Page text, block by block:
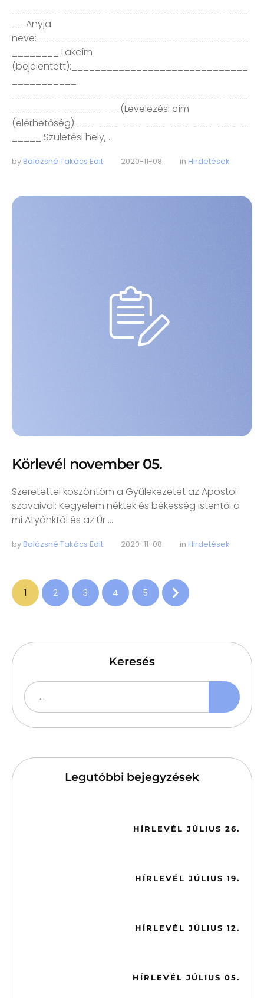
__ Anyja
neve:____________________________________
________ Lakcím
(bejelentett):______________________________
__________________ (Levelezési cím
(elérhetőség):_____________________________
_____ Születési hely, …
by Balázsné Takács Edit 2020-11-08 in Hirdetések
Körlevél november 05.
Szeretettel köszöntöm a Gyülekezetet az Apostol
szavaival: Kegyelem néktek és békesség Istentől a
mi Atyánktól és az Úr …
by Balázsné Takács Edit 2020-11-08 in Hirdetések
1 2 3 4 5
Keresés
Legutóbbi bejegyzések
HÍRLEVÉL JÚLIUS 26.
HÍRLEVÉL JÚLIUS 19.
HÍRLEVÉL JÚLIUS 12.
HÍRLEVÉL JÚLIUS 05.